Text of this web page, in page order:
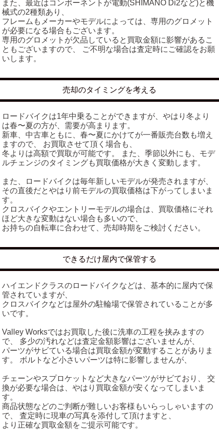
また、最近はコンポーネントが電動(SHIMANO Di2など)と機
械式の2種類あり、
フレームもメーカーやモデルによっては、専用のグロメット
が必要になる場合もございます。
専用のグロメットが欠品していると買取金額に影響があるこ
ともございますので、 ご不明な場合は査定時にご確認をお願
いします。
売却のタイミングを考える
ロードバイクは1年中乗ることができますが、やはり冬より
は春〜夏の方が、需要が高まります。
新車、中古車ともに、春〜夏にかけてが一番販売台数も増え
ますので、 お買取させて頂く場合も、
冬よりは高額で買取が可能です。 また、季節以外にも、モデ
ルチェンジのタイミングも買取価格が大きく変動します。
また、ロードバイクは毎年新しいモデルが発売されますが、
その直後だとやはり前モデルの買取価格は下がってしまいま
す。
クロスバイクやエントリーモデルの場合は、買取価格にそれ
ほど大きな変動はない場合も多いので、
お持ちの自転車に合わせて、売却時期をご検討ください。
できるだけ屋内で保管する
ハイエンドクラスのロードバイクなどは、基本的に屋内で保
管されていますが、
クロスバイクなどは屋外の駐輪場で保管されていることが多
いです。
Valley Worksではお買取した後に洗車の工程を挟みますの
で、 多少の汚れなどは査定金額影響はございませんが、
パーツがサビている場合は買取金額が変動することがありま
す。 ボルトなど小さいパーツは特に影響しませんが、
チェーンやスプロケットなど大きなパーツがサビており、 交
換が必要な場合は、やはり買取金額が安くなってしまいま
す。
商品状態などのご判断が難しいお客様もいらっしゃいますの
で、 査定時に現車の写真を添付して頂けますと、
より正確な買取金額をご提示可能です。